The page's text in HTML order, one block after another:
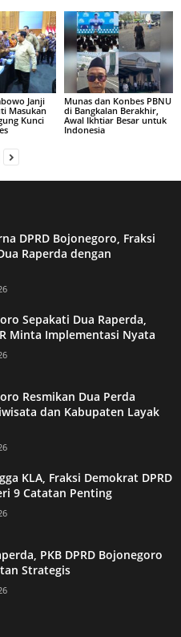
Janji
Masukan
Kunci
Munas dan Konbes PBNU
di Bangkalan Berakhir,
Awal Ikhtiar Besar untuk
Indonesia
DPRD Bojonegoro, Fraksi
Raperda dengan
Sepakati Dua Raperda,
Minta Implementasi Nyata
Resmikan Dua Perda
dan Kabupaten Layak
KLA, Fraksi Demokrat DPRD
9 Catatan Penting
PKB DPRD Bojonegoro
Strategis